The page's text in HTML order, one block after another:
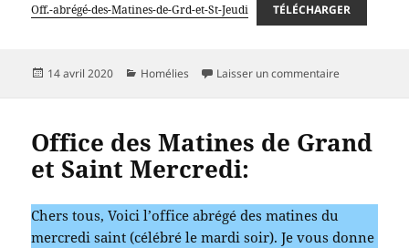
Off.-abrégé-des-Matines-de-Grd-et-St-Jeudi TÉLÉCHARGER
Publié
14 avril 2020 Catégories
Homélies Laisser un commentairesur Office
Office des Matines de Grand
et Saint Mercredi:
Chers tous, Voici l’office abrégé des matines du
mercredi saint (célébré le mardi soir). Je vous donne